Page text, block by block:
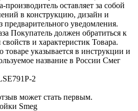
оставляет за собой
в конструкцию, дизайн и
предварительного уведомления.
Покупатель должен обратиться к
и характеристик Товара.
указывается в инструкции и
название в России Смег
2
может стать первым.
Smeg